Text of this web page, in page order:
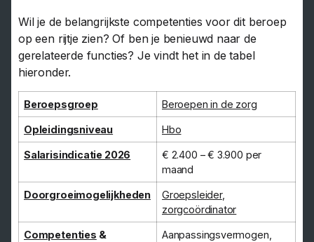
Wil je de belangrijkste competenties voor dit beroep
op een rijtje zien? Of ben je benieuwd naar de
gerelateerde functies? Je vindt het in de tabel
hieronder.
Beroepsgroep Beroepen in de zorg
Opleidingsniveau Hbo
Salarisindicatie 2026
€ 2.400 – € 3.900 per
maand
Doorgroeimogelijkheden Groepsleider,
zorgcoördinator
Competenties &
Aanpassingsvermogen,